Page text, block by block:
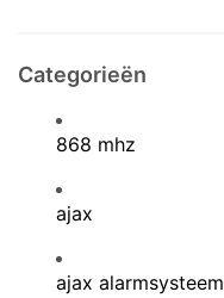
Categorieën
868 mhz
ajax
ajax alarmsysteem